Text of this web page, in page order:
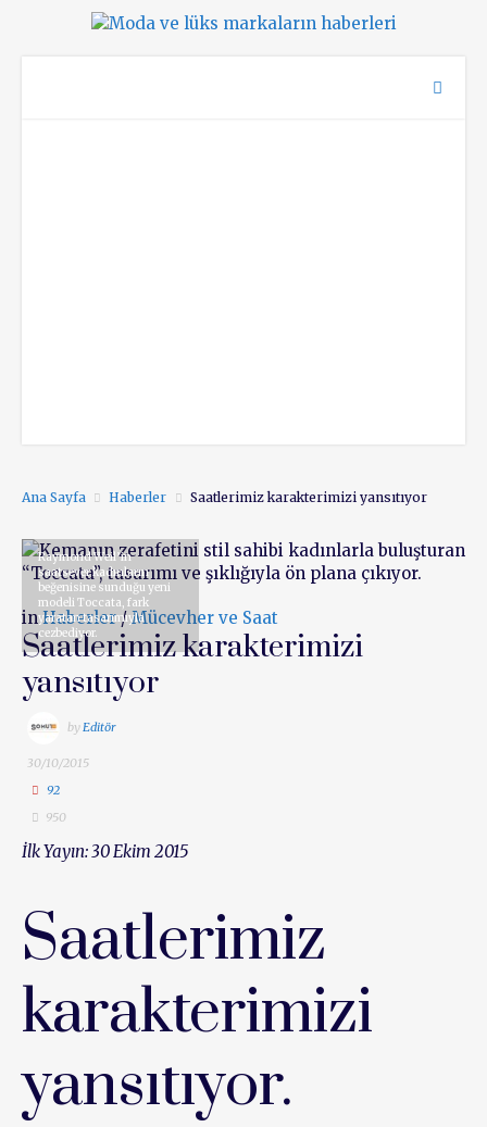
Ana Sayfa Haberler Saatlerimiz karakterimizi yansıtıyor
Raymond Weil’in
saatsever kadınların
beğenisine sunduğu yeni
modeli Toccata, fark
yaratan tasarımıyla
cezbediyor.
inHaberler/Mücevher ve Saat
Saatlerimiz karakterimizi
yansıtıyor
byEditör
30/10/2015
92
950
İlk Yayın: 30 Ekim 2015
Saatlerimiz
karakterimizi
yansıtıyor.